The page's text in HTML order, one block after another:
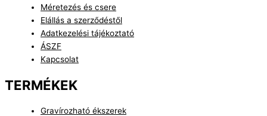
Méretezés és csere
Elállás a szerződéstől
Adatkezelési tájékoztató
ÁSZF
Kapcsolat
TERMÉKEK
Gravírozható ékszerek